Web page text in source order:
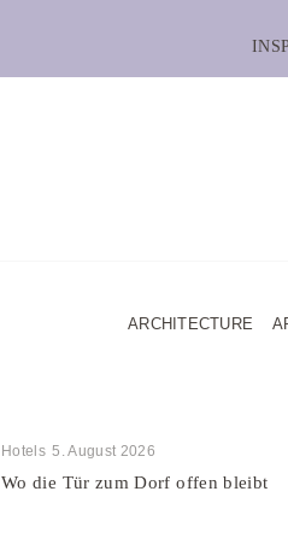
ARCHITECTURE
Hotels 5. August 2026
Wo die Tür zum Dorf offen bleibt